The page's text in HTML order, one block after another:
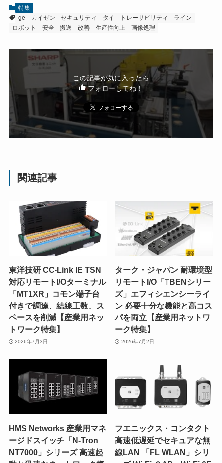
特集
ge
カイゼン セキュリティ タイ トレーサビリティ
ライン
ロボット
安全 搬送 改善 生産性向上 画像処理
この記事が気に入ったら
フォローしてね！
関連記事
東洋技研 CC-Link IE TSN
対応リモートI/Oターミナル
「MT1XR」コモン端子台
付きで調達、結線工数、ス
ペースを削減【産業用ネッ
トワーク特集】
2026年7月3日
ターク・ジャパン 耐環境型
リモートI/O「TBENシリー
ズ」エフィシエンシーライ
ン 必要十分な機能と高コス
パを両立【産業用ネットワ
ーク特集】
2026年7月2日
HMS Networks 産業用マネ
ージドスイッチ「N-Tron
NT7000」シリーズ 高速起
フエニックス・コンタクト
高速低遅延でセキュアな無
線LAN 「FL WLAN」シリ